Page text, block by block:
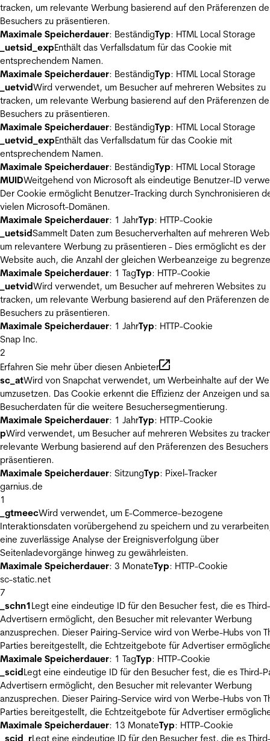
tracken, um relevante Werbung basierend auf den Präferenzen
Besuchers zu präsentieren.
Maximale Speicherdauer: BeständigTyp: HTML Local Storage
_uetsid_expEnthält das Verfallsdatum für das Cookie mit
entsprechendem Namen.
Maximale Speicherdauer: BeständigTyp: HTML Local Storage
_uetvidWird verwendet, um Besucher auf mehreren Websites zu
tracken, um relevante Werbung basierend auf den Präferenzen
Besuchers zu präsentieren.
Maximale Speicherdauer: BeständigTyp: HTML Local Storage
_uetvid_expEnthält das Verfallsdatum für das Cookie mit
entsprechendem Namen.
Maximale Speicherdauer: BeständigTyp: HTML Local Storage
MUIDWeitgehend von Microsoft als eindeutige Benutzer-ID
Der Cookie ermöglicht Benutzer-Tracking durch Synchronisieren
vielen Microsoft-Domänen.
Maximale Speicherdauer: 1 JahrTyp: HTTP-Cookie
_uetsidSammelt Daten zum Besucherverhalten auf mehreren
um relevantere Werbung zu präsentieren - Dies ermöglicht es der
Website auch, die Anzahl der gleichen Werbeanzeige zu
Maximale Speicherdauer: 1 TagTyp: HTTP-Cookie
_uetvidWird verwendet, um Besucher auf mehreren Websites zu
tracken, um relevante Werbung basierend auf den Präferenzen
Besuchers zu präsentieren.
Maximale Speicherdauer: 1 JahrTyp: HTTP-Cookie
Snap Inc.
2
Erfahren Sie mehr über diesen Anbieter
sc_atWird von Snapchat verwendet, um Werbeinhalte auf der
umzusetzen. Das Cookie erkennt die Effizienz der Anzeigen und
Besucherdaten für die weitere Besuchersegmentierung.
Maximale Speicherdauer: 1 JahrTyp: HTTP-Cookie
pWird verwendet, um Besucher auf mehreren Websites zu
relevante Werbung basierend auf den Präferenzen des Besuchers
präsentieren.
Maximale Speicherdauer: SitzungTyp: Pixel-Tracker
garnius.de
1
_gtmeecWird verwendet, um E-Commerce-bezogene
Interaktionsdaten vorübergehend zu speichern und zu
eine zuverlässige Analyse der Ereignisverfolgung über
Seitenladevorgänge hinweg zu gewährleisten.
Maximale Speicherdauer: 3 MonateTyp: HTTP-Cookie
sc-static.net
7
_schn1Legt eine eindeutige ID für den Besucher fest, die es
Advertisern ermöglicht, den Besucher mit relevanter Werbung
anzusprechen. Dieser Pairing-Service wird von Werbe-Hubs von
Parties bereitgestellt, die Echtzeitgebote für Advertiser
Maximale Speicherdauer: 1 TagTyp: HTTP-Cookie
_scidLegt eine eindeutige ID für den Besucher fest, die es Third-
Advertisern ermöglicht, den Besucher mit relevanter Werbung
anzusprechen. Dieser Pairing-Service wird von Werbe-Hubs von
Parties bereitgestellt, die Echtzeitgebote für Advertiser
Maximale Speicherdauer: 13 MonateTyp: HTTP-Cookie
_scid_rLegt eine eindeutige ID für den Besucher fest, die es